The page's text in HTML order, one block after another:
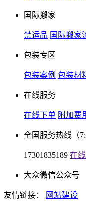
国际搬家
禁运品 国际搬家
包装专区
包装案例 包装材
在线服务
在线下单 附加费
全国服务热线 （
17301835189 在
大众微信公众号
友情链接： 网站建设